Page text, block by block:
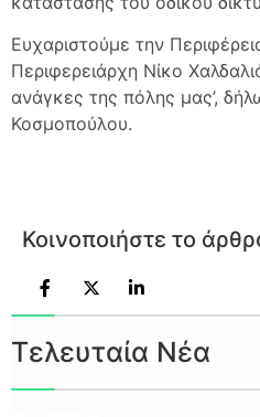
Ευχαριστούμε την
Περιφερειάρχη Νίκο
ανάγκες της πόλης μας’,
Κοσμοπούλου.
Κοινοποιήστε το
Τελευταία Νέα